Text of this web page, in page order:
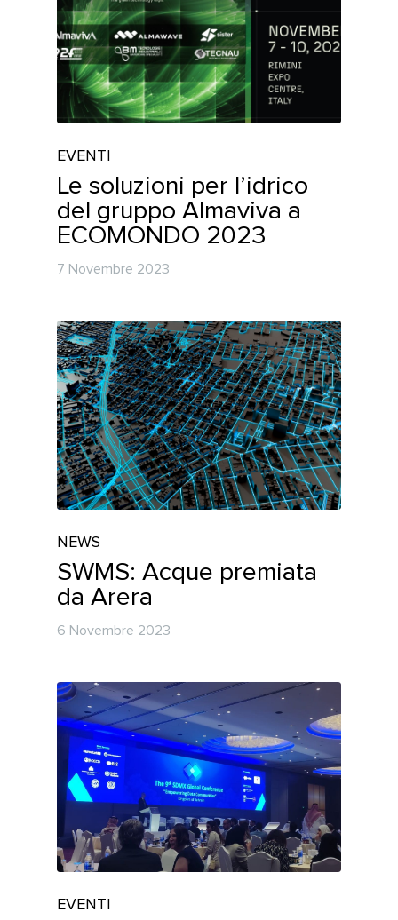
EVENTI
Le soluzioni per l’idrico
del gruppo Almaviva a
ECOMONDO 2023
7 Novembre 2023
NEWS
SWMS: Acque premiata
da Arera
6 Novembre 2023
EVENTI